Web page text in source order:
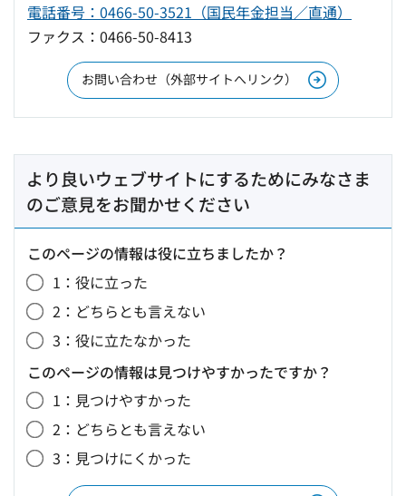
電話番号：0466-50-3521（国民年金担当／直通）
ファクス：0466-50-8413
お問い合わせ（外部サイトへリンク）
より良いウェブサイトにするためにみなさま
のご意見をお聞かせください
このページの情報は役に立ちましたか？
1：役に立った
2：どちらとも言えない
3：役に立たなかった
このページの情報は見つけやすかったですか？
1：見つけやすかった
2：どちらとも言えない
3：見つけにくかった